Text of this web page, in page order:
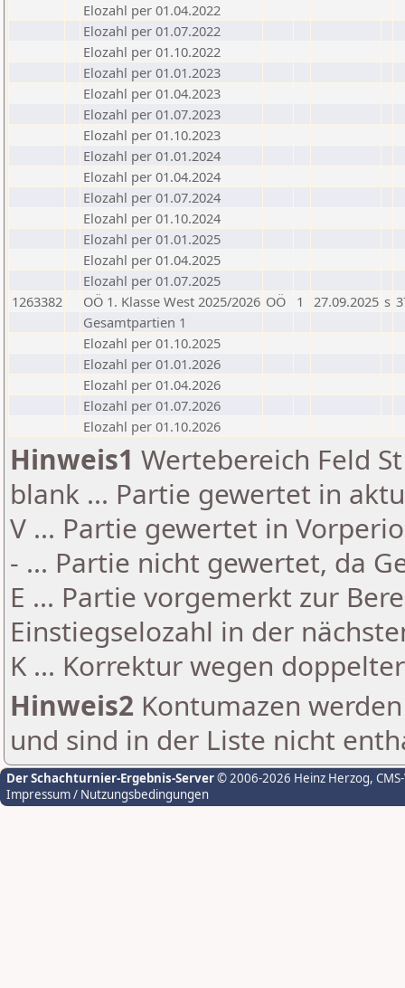
Elozahl per 01.04.2022
Elozahl per 01.07.2022
Elozahl per 01.10.2022
Elozahl per 01.01.2023
Elozahl per 01.04.2023
Elozahl per 01.07.2023
Elozahl per 01.10.2023
Elozahl per 01.01.2024
Elozahl per 01.04.2024
Elozahl per 01.07.2024
Elozahl per 01.10.2024
Elozahl per 01.01.2025
Elozahl per 01.04.2025
Elozahl per 01.07.2025
1263382
OÖ 1. Klasse West 2025/2026 OÖ 1 27.09.2025 s
Gesamtpartien 1
Elozahl per 01.10.2025
Elozahl per 01.01.2026
Elozahl per 01.04.2026
Elozahl per 01.07.2026
Elozahl per 01.10.2026
Hinweis1 Wertebereich Feld
blank ... Partie gewertet in
V ... Partie gewertet in
- ... Partie nicht gewertet, da
E ... Partie vorgemerkt zur
Einstiegselozahl in der
K ... Korrektur wegen
Hinweis2 Kontumazen
und sind in der Liste nicht
Der Schachturnier-Ergebnis-Server© 2006-2026 Heinz Herzog,
Impressum / Nutzungsbedingungen